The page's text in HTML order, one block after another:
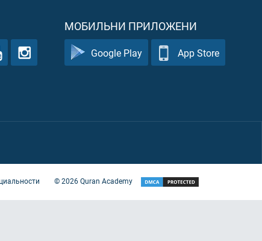
МОБИЛЬНИ ПРИЛОЖЕНИ
Google Play App Store
©2026Quran Academy